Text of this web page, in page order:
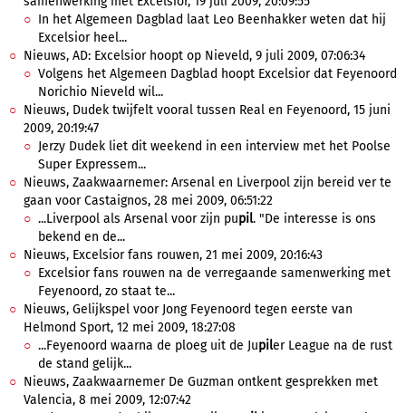
In het Algemeen Dagblad laat Leo Beenhakker weten dat hij
Excelsior heel...
Nieuws, AD: Excelsior hoopt op Nieveld, 9 juli 2009, 07:06:34
Volgens het Algemeen Dagblad hoopt Excelsior dat Feyenoord
Norichio Nieveld wil...
Nieuws, Dudek twijfelt vooral tussen Real en Feyenoord, 15 juni
2009, 20:19:47
Jerzy Dudek liet dit weekend in een interview met het Poolse
Super Expressem...
Nieuws, Zaakwaarnemer: Arsenal en Liverpool zijn bereid ver te
gaan voor Castaignos, 28 mei 2009, 06:51:22
...Liverpool als Arsenal voor zijn pupil. "De interesse is ons
bekend en de...
Nieuws, Excelsior fans rouwen, 21 mei 2009, 20:16:43
Excelsior fans rouwen na de verregaande samenwerking met
Feyenoord, zo staat te...
Nieuws, Gelijkspel voor Jong Feyenoord tegen eerste van
Helmond Sport, 12 mei 2009, 18:27:08
...Feyenoord waarna de ploeg uit de Jupiler League na de rust
de stand gelijk...
Nieuws, Zaakwaarnemer De Guzman ontkent gesprekken met
Valencia, 8 mei 2009, 12:07:42